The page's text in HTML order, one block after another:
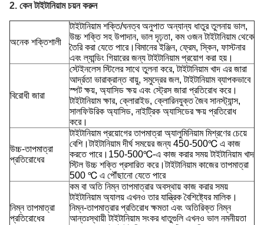
2. কেন টাইটানিয়াম চয়ন করুন
অনেক শক্তিশালী
টাইটানিয়াম শক্তি/ঘনত্ব অনুপাত অন্যান্য ধাতুর তুলনায় ভাল,
উচ্চ শক্তি সহ উপাদান, ভাল দৃঢ়তা, কম ওজন টাইটানিয়াম থেকে
তৈরি করা যেতে পারে।বিমানের ইঞ্জিন, ফ্রেম, স্কিন, ফাস্টনার
এবং ল্যান্ডিং গিয়ারের জন্য টাইটানিয়াম প্রয়োগ করা হয়।
বিরোধী জারা
স্টেইনলেস স্টিলের সাথে তুলনা করে, টাইটানিয়াম খাদ এর জারা
আর্দ্রতা ভারাক্রান্ত বায়ু, সমুদ্রের জল, টাইটানিয়াম ব্যাপকভাবে
স্পট ক্ষয়, অ্যাসিড ক্ষয় এবং স্ট্রেস জারা প্রতিরোধ করে।
টাইটানিয়াম ক্ষার, ক্লোরাইড, ক্লোরিনযুক্ত জৈব সানস্ট্যান্স,
সালফিউরিক অ্যাসিড, নাইট্রিক অ্যাসিডের ক্ষয় প্রতিরোধ
করে।
উচ্চ-তাপমাত্রা
প্রতিরোধের
টাইটানিয়াম প্রয়োগের তাপমাত্রা অ্যালুমিনিয়াম মিশ্রণের চেয়ে
বেশি।টাইটানিয়াম দীর্ঘ সময়ের জন্য 450-500℃ এ কাজ
করতে পারে।150-500℃-এ কাজ করার সময় টাইটানিয়াম খাদ
স্টিল উচ্চ শক্তি প্রসারিত করে।টাইটানিয়াম কাজের তাপমাত্রা
500 ℃ এ পৌঁছানো যেতে পারে
নিম্ন তাপমাত্রা
প্রতিরোধের
কম বা অতি নিম্ন তাপমাত্রার অবস্থায় কাজ করার সময়
টাইটানিয়াম অ্যালয় এখনও তার যান্ত্রিক বৈশিষ্ট্যের মালিক।
নিম্ন-তাপমাত্রার প্রতিরোধ ক্ষমতা এবং অতিরিক্ত নিম্ন
আন্তঃস্থায়ী টাইটানিয়াম সংকর ধাতুগুলি এখনও ভাল নমনীয়তা